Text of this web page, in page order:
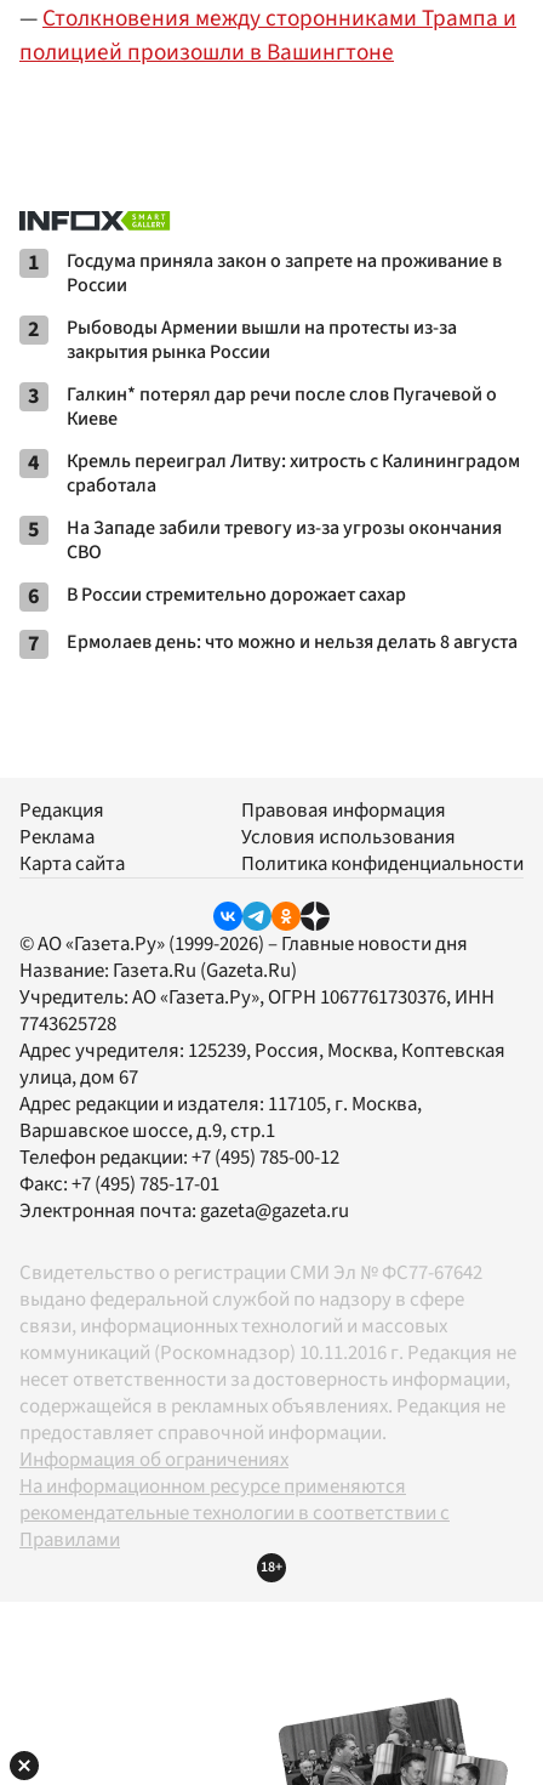
—Столкновения между сторонниками Трампа и
полицией произошли в Вашингтоне
1
Госдума приняла закон о запрете на проживание в
России
2
Рыбоводы Армении вышли на протесты из-за
закрытия рынка России
3
Галкин* потерял дар речи после слов Пугачевой о
Киеве
4
Кремль переиграл Литву: хитрость с Калининградом
сработала
5
На Западе забили тревогу из-за угрозы окончания
СВО
6 В России стремительно дорожает сахар
7 Ермолаев день: что можно и нельзя делать 8 августа
Редакция
Реклама
Карта сайта
Правовая информация
Условия использования
Политика конфиденциальности
© АО «Газета.Ру» (1999-2026) – Главные новости дня
Название: Газета.Ru (Gazeta.Ru)
Учредитель:АО «Газета.Ру», ОГРН 1067761730376, ИНН
7743625728
Адрес учредителя: 125239, Россия, Москва, Коптевская
улица, дом 67
Адрес редакции и издателя: 117105, г. Москва,
Варшавское шоссе, д.9, стр.1
Телефон редакции:+7 (495) 785-00-12
Факс:+7 (495) 785-17-01
Электронная почта:gazeta@gazeta.ru
Свидетельство о регистрации СМИ Эл № ФС77-67642
выдано федеральной службой по надзору в сфере
связи, информационных технологий и массовых
коммуникаций (Роскомнадзор) 10.11.2016 г. Редакция не
несет ответственности за достоверность информации,
содержащейся в рекламных объявлениях. Редакция не
предоставляет справочной информации.
Информация об ограничениях
На информационном ресурсе применяются
рекомендательные технологии в соответствии с
Правилами
18+